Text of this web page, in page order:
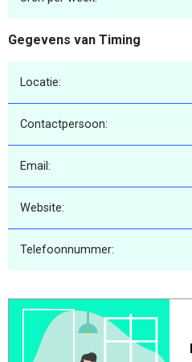
Gegevens van Timing
Locatie:
Contactpersoon:
Email:
Website:
Telefoonnummer: